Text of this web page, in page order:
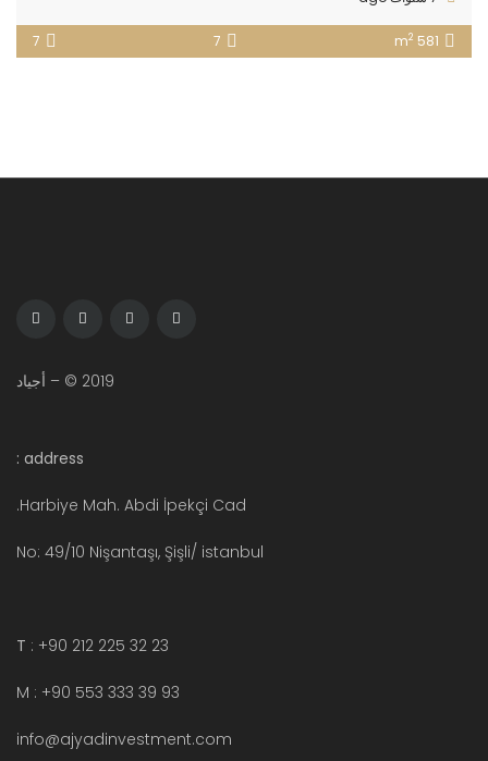
581 m
2
7
7
2019 © – أجياد
address :
Harbiye Mah. Abdi İpekçi Cad.
No: 49/10 Nişantaşı, Şişli/ istanbul
T : +90 212 225 32 23
M : +90 553 333 39 93
info@ajyadinvestment.com